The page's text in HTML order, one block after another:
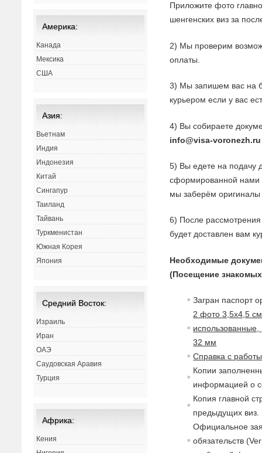
Приложите фото
шенгенских виз за
2) Мы проверим
оплаты.
3) Мы запишем вас на
курьером если у вас
4) Вы собираете
info@visa-voronezh.ru
5) Вы едете на подачу
сформированной нами
мы заберём оригиналы
6) После рассмотрения
будет доставлен вам
Необходимые
(Посещение
Загран паспорт
2 фото 3,5х4,5
32 мм
Справка с работы
Копии
информацией о
Копия главной
предыдущих виз.
Официальное
обязательств
Америка:
Канада
Мексика
США
Азия:
Вьетнам
Индия
Индонезия
Китай
Сингапур
Таиланд
Тайвань
Туркменистан
Южная Корея
Япония
Средний Восток:
Израиль
Иран
ОАЭ
Саудовская Аравия
Турция
Африка:
Кения